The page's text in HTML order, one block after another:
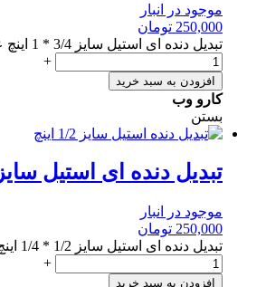
موجود در انبار
250,000 تومان
تبدیل دنده ای استیل سایز 3/4 * 1 اینچ عدد
+
افزودن به سبد خرید
کارو وب
بستن
تبدیل دنده ای استیل سایز 1/2 * 1/4 اینچ
موجود در انبار
250,000 تومان
تبدیل دنده ای استیل سایز 1/2 * 1/4 اینچ عدد
+
افزودن به سبد خرید